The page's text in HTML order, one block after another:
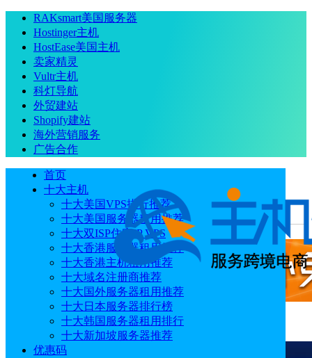
RAKsmart美国服务器
Hostinger主机
HostEase美国主机
卖家精灵
Vultr主机
科灯导航
外贸建站
Shopify建站
海外营销服务
广告合作
首页
十大主机
十大美国VPS排行推荐
十大美国服务器租用推荐
十大双ISP住宅IP VPS
十大香港服务器租用推荐
十大香港主机租用推荐
十大域名注册商推荐
十大国外服务器租用推荐
十大日本服务器排行榜
十大韩国服务器租用排行
十大新加坡服务器推荐
优惠码
当前位置：首页 专题 SimilarWeb：领先的网站分析工具